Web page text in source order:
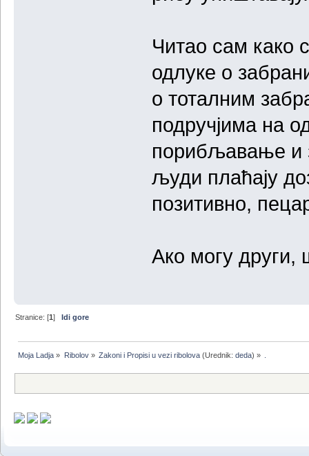
Читао сам како
одлуке о
о тоталним
подручјима на
порибљавање и
људи плаћају
позитивно,
Ако могу други,
Stranice: [1]Idi gore
Moja Ladja » Ribolov» Zakoni i Propisi u vezi ribolova(Urednik: deda) »